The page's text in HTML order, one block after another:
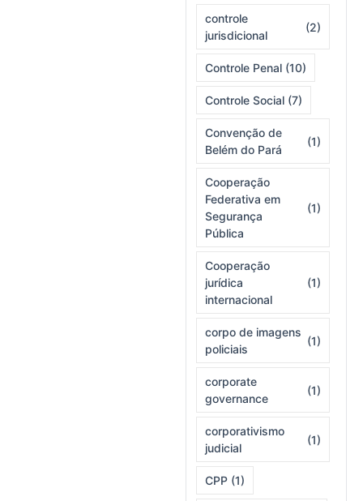
controle
jurisdicional
(2)
Controle Penal (10)
Controle Social (7)
Convenção de
Belém do Pará
(1)
Cooperação
Federativa em
Segurança
Pública
(1)
Cooperação
jurídica
internacional
(1)
corpo de imagens
policiais
(1)
corporate
governance
(1)
corporativismo
judicial
(1)
CPP (1)